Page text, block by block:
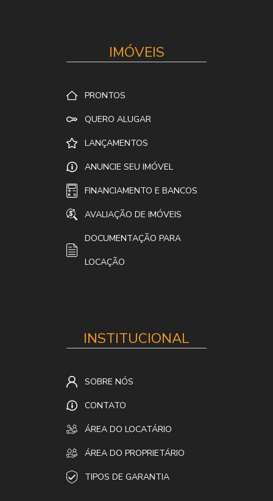
IMÓVEIS
PRONTOS
QUERO ALUGAR
LANÇAMENTOS
ANUNCIE SEU IMÓVEL
FINANCIAMENTO E BANCOS
AVALIAÇÃO DE IMÓVEIS
DOCUMENTAÇÃO PARA
LOCAÇÃO
INSTITUCIONAL
SOBRE NÓS
CONTATO
ÁREA DO LOCATÁRIO
ÁREA DO PROPRIETÁRIO
TIPOS DE GARANTIA